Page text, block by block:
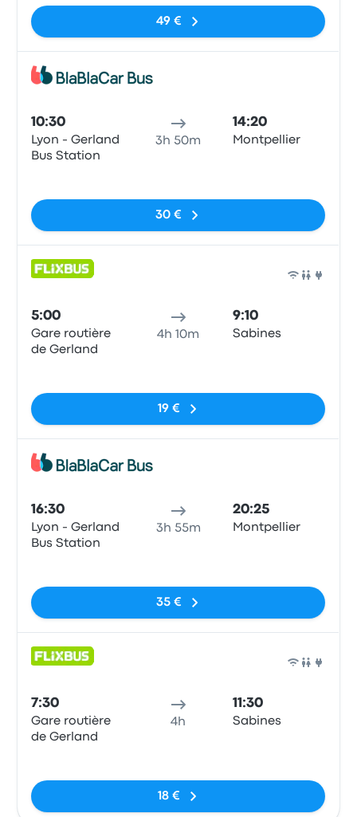
49 €
10:30
Lyon - Gerland
Bus Station
3h 50m
14:20
Montpellier
30 €
5:00
Gare routière
de Gerland
4h 10m
9:10
Sabines
19 €
16:30
Lyon - Gerland
Bus Station
3h 55m
20:25
Montpellier
35 €
7:30
Gare routière
de Gerland
4h
11:30
Sabines
18 €